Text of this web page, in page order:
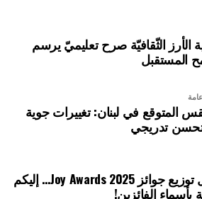
الأرز الثّقافيّة صرح تعليميّ يرسم
المستقبل
المتوقع في لبنان: تغييرات جوية
تدريجي
حفل توزيع جوائز Joy Awards 2025… إليكم
بأسماء الفائزين!